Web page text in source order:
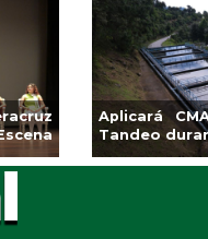
la
Continúa
2026 con
lúdicas y